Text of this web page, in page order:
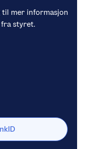
til mer informasjon
styret.